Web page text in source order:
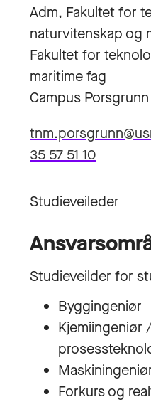
Adm, Fakultet for
naturvitenskap og
Fakultet for
maritime fag
Campus Porsgrunn
35 57 51 10
Studieveileder
Studieveilder for
Byggingeniør
Kjemiingeniør
Forkurs og